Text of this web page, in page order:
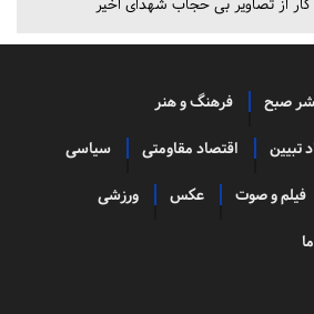
صبح فرهنگ و هنر
تبیین اقتصاد مقاومتی سیاسی
فیلم و صوت عکس ورزشی